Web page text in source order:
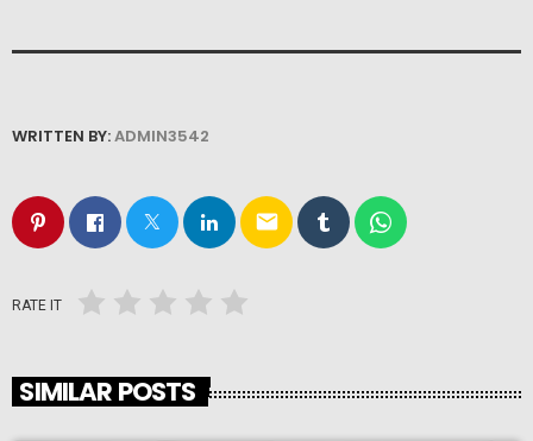
WRITTEN BY:ADMIN3542
email
RATE IT
SIMILAR POSTS